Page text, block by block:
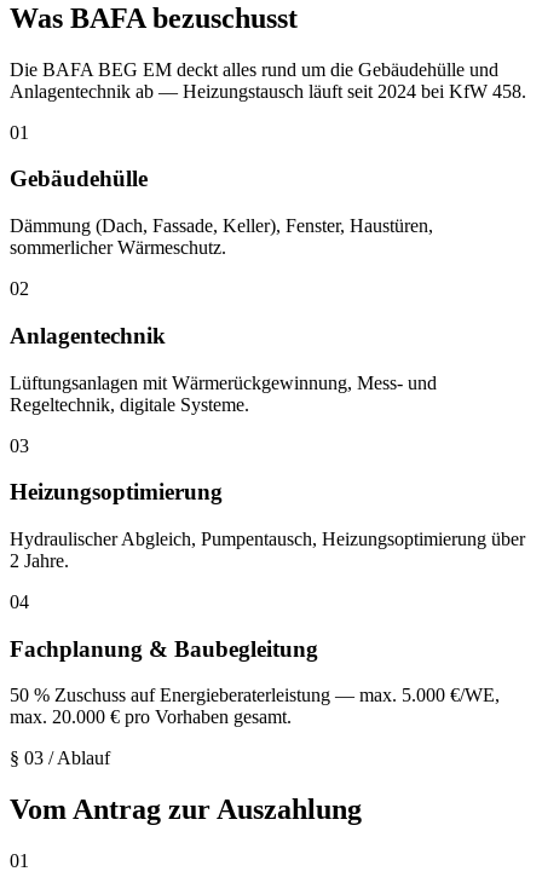
Was BAFA bezuschusst
Die BAFA BEG EM deckt alles rund um die Gebäudehülle und
Anlagentechnik ab — Heizungstausch läuft seit 2024 bei KfW 458.
01
Gebäudehülle
Dämmung (Dach, Fassade, Keller), Fenster, Haustüren,
sommerlicher Wärmeschutz.
02
Anlagentechnik
Lüftungsanlagen mit Wärmerückgewinnung, Mess- und
Regeltechnik, digitale Systeme.
03
Heizungsoptimierung
Hydraulischer Abgleich, Pumpentausch, Heizungsoptimierung über
2 Jahre.
04
Fachplanung & Baubegleitung
50 % Zuschuss auf Energieberaterleistung — max. 5.000 €/WE,
max. 20.000 € pro Vorhaben gesamt.
§ 03 /Ablauf
Vom Antrag zur Auszahlung
01